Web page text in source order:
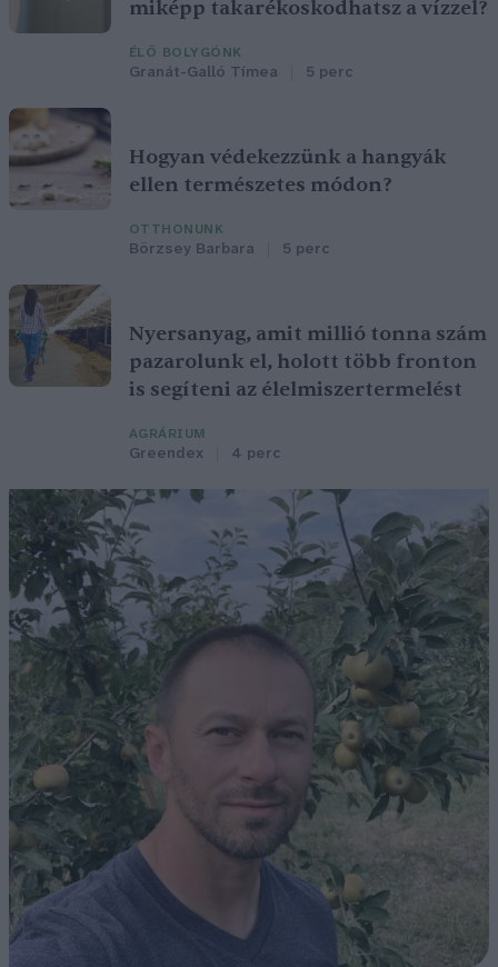
miképp takarékoskodhatsz a vízzel?
ÉLŐ BOLYGÓNK
Granát-Galló Tímea 5 perc
Hogyan védekezzünk a hangyák
ellen természetes módon?
OTTHONUNK
Börzsey Barbara 5 perc
Nyersanyag, amit millió tonna szám
pazarolunk el, holott több fronton
is segíteni az élelmiszertermelést
AGRÁRIUM
Greendex 4 perc